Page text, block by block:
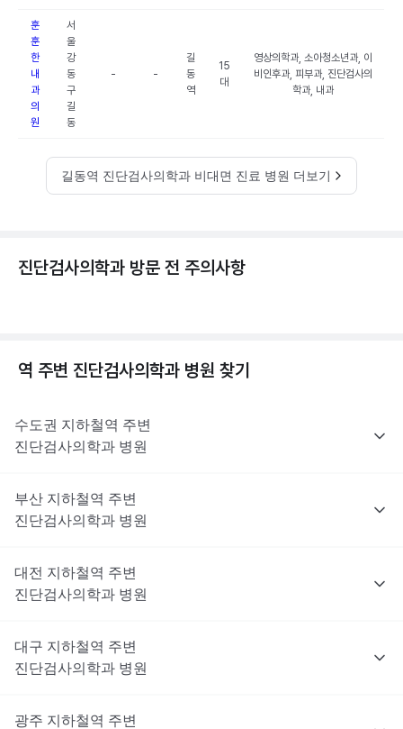
훈
훈
한
내
과
의
원
서
울
강
동
구
길
동
- -
길
동
역
15
대
영상의학과, 소아청소년과, 이
비인후과, 피부과, 진단검사의
학과, 내과
길동역 진단검사의학과 비대면 진료 병원 더보기
진단검사의학과 방문 전 주의사항
역 주변 진단검사의학과 병원 찾기
수도권 지하철역 주변
진단검사의학과 병원
부산 지하철역 주변
진단검사의학과 병원
대전 지하철역 주변
진단검사의학과 병원
대구 지하철역 주변
진단검사의학과 병원
광주 지하철역 주변